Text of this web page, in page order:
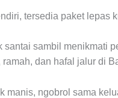
tersedia paket lepas
santai sambil menikmati
dan hafal jalur di
manis, ngobrol sama